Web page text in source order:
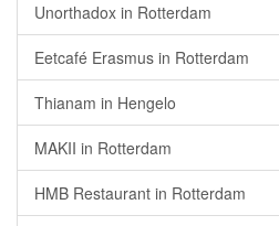
Unorthadox in Rotterdam
Eetcafé Erasmus in Rotterdam
Thianam in Hengelo
MAKII in Rotterdam
HMB Restaurant in Rotterdam